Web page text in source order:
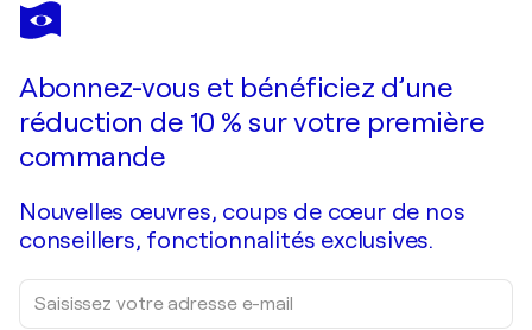
ALEJANDRA REPETTO ESCARDÓ
Palitos Chinos
Abonnez-vous et bénéficiez d’une
réduction de 10 % sur votre première
commande
Nouvelles œuvres, coups de cœur de nos
conseillers, fonctionnalités exclusives.